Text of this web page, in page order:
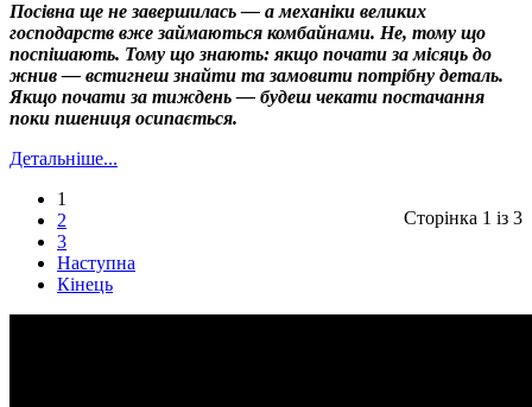
Посівна ще не завершилась — а механіки великих
господарств вже займаються комбайнами. Не, тому що
поспішають. Тому що знають: якщо почати за місяць до
жнив — встигнеш знайти та замовити потрібну деталь.
Якщо почати за тиждень — будеш чекати постачання
поки пшениця осипається.
Детальніше...
Сторінка 1 із 3
1
2
3
Наступна
Кінець